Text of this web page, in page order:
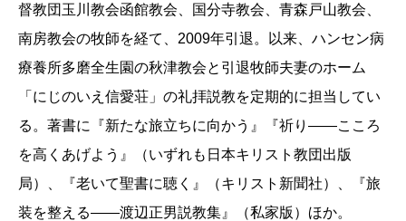
督教団玉川教会函館教会、国分寺教会、青森戸山教会、
南房教会の牧師を経て、2009年引退。以来、ハンセン病
療養所多磨全生園の秋津教会と引退牧師夫妻のホーム
「にじのいえ信愛荘」の礼拝説教を定期的に担当してい
る。著書に『新たな旅立ちに向かう』『祈り――こころ
を高くあげよう』（いずれも日本キリスト教団出版
局）、『老いて聖書に聴く』（キリスト新聞社）、『旅
装を整える――渡辺正男説教集』（私家版）ほか。